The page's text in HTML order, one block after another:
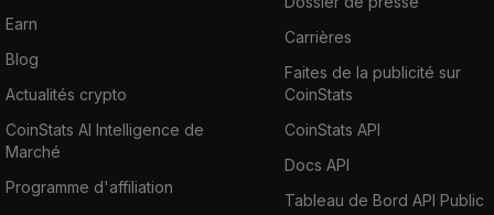
Earn
Blog
Actualités crypto
CoinStats AI Intelligence de
Marché
Programme d'affiliation
Carrières
Faites de la publicité sur
CoinStats
CoinStats API
Docs API
Tableau de Bord API Public